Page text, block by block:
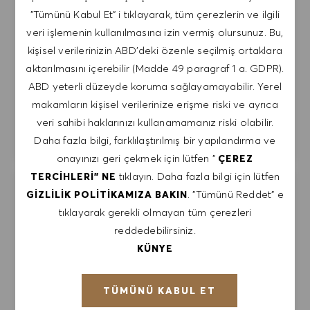
"Tümünü Kabul Et" i tıklayarak, tüm çerezlerin ve ilgili
veri işlemenin kullanılmasına izin vermiş olursunuz. Bu,
kişisel verilerinizin ABD'deki özenle seçilmiş ortaklara
aktarılmasını içerebilir (Madde 49 paragraf 1 a. GDPR).
ABD yeterli düzeyde koruma sağlayamayabilir. Yerel
makamların kişisel verilerinize erişme riski ve ayrıca
veri sahibi haklarınızı kullanamamanız riski olabilir.
Daha fazla bilgi, farklılaştırılmış bir yapılandırma ve
onayınızı geri çekmek için lütfen " ÇEREZ
TERCIHLERI" NE tıklayın. Daha fazla bilgi için lütfen
GIZLILIK POLITIKAMIZA BAKIN. "Tümünü Reddet" e
tıklayarak gerekli olmayan tüm çerezleri
reddedebilirsiniz.
KÜNYE
TÜMÜNÜ KABUL ET
Yarı zamanlı
Professional
Join our team as a Sales Associate at HUGO
BOSS! We are looking for passionate individuals to
provide exceptional customer service and
maximize sales opportunities in our premium
womenswear shop. If you have retail experience
and a love for fashion, apply now!
Sales Associate Shop in Shop Alcala
Henares Womenswear Whs 16h (f/m/x)
HUGO BOSS BENELUX B.V. CIA
Kategori
Sales & Omnichannel
Tam zamanlı
Professional
İşi